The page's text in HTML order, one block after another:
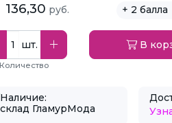
136,30 руб. + 2 балла
шт.
Количество
В
Наличие:
склад ГламурМода